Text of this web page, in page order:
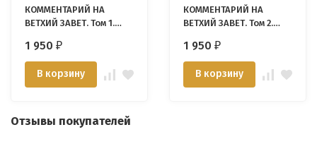
КОММЕНТАРИЙ НА
ВЕТХИЙ ЗАВЕТ. Том 1.
1 950 ₽
В корзину
КОММЕНТАРИЙ НА
ВЕТХИЙ ЗАВЕТ. Том 2.
1 950 ₽
В корзину
Отзывы покупателей